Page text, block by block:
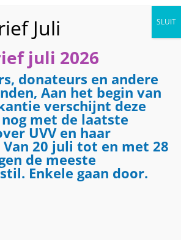
Vervoer
-17:00 €7.50
juli 2026
donateurs en andere
Aan het begin van
verschijnt deze
met de laatste
UVV en haar
20 juli tot en met 28
de meeste
Enkele gaan door.